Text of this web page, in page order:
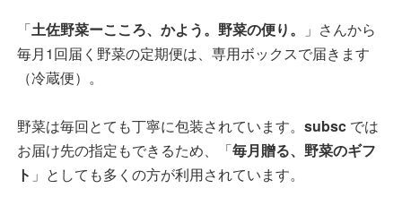
「土佐野菜ーこころ、かよう。野菜の便り。
」さんから
毎月1回届く野菜の定期便は、専用ボックスで届きます
（冷蔵便）。
野菜は毎回とても丁寧に包装されています。 subsc では
お届け先の指定もできるため、「毎月贈る、野菜のギフ
ト 」としても多くの方が利用されています。